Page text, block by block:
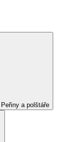
Peřiny a polštáře